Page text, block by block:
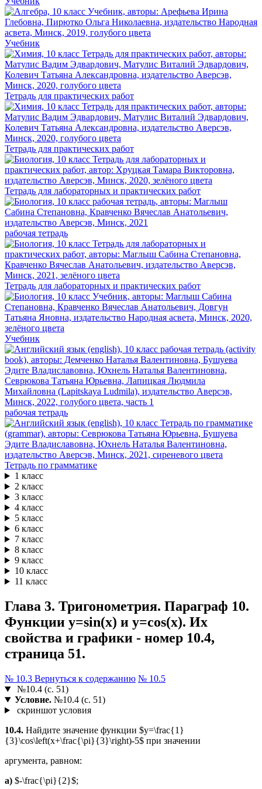
Учебник
Тетрадь для практических работ
Тетрадь для практических работ
Тетрадь для лабораторных и практических работ
рабочая тетрадь
Тетрадь для лабораторных и практических работ
Учебник
рабочая тетрадь
Тетрадь по грамматике
1 класс
2 класс
3 класс
4 класс
5 класс
6 класс
7 класс
8 класс
9 класс
10 класс
11 класс
Глава 3. Тригонометрия. Параграф 10.
Функции y=sin(x) и y=cos(x). Их
свойства и графики - номер 10.4,
страница 51.
№ 10.3 Вернуться к содержанию № 10.5
№10.4 (с. 51)
Условие.№10.4 (с. 51)
скриншот условия
10.4. Найдите значение функции $y=\frac{1}
{3}\cos\left(x+\frac{\pi}{3}\right)-5$ при значении
аргумента, равном:
а) $-\frac{\pi}{2}$;